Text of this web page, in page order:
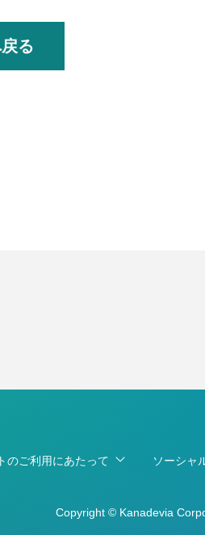
る
のご利用にあたって ソーシャ
Copyright © Kanadevia